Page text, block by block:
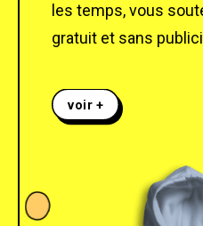
les temps, vous
gratuit et sans
voir +